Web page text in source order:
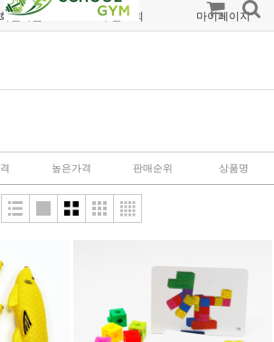
회원가입 주문조회 마이페이지
높은가격 판매순위 상품명